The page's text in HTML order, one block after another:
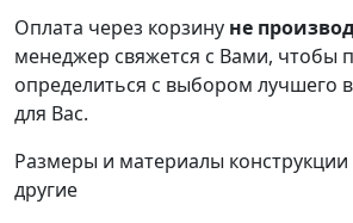
Оплата через корзину не
менеджер свяжется с Вами, чтобы
определиться с выбором лучшего
для Вас.
Размеры и материалы конструкции
другие